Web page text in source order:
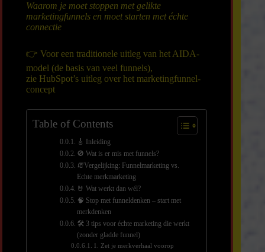
Waarom je moet stoppen met gelikte
marketingfunnels en moet starten met échte
connectie
👉 Voor een traditionele uitleg van het AIDA-
model (de basis van veel funnels),
zie HubSpot’s uitleg over het marketingfunnel-
concept
Table of Contents
🎸 Inleiding
🚫 Wat is er mis met funnels?
🧯Vergelijking: Funnelmarketing vs.
Echte merkmarketing
🤘 Wat werkt dan wél?
🧠 Stop met funneldenken – start met
merkdenken
🛠️ 3 tips voor échte marketing die werkt
(zonder gladde funnel)
1. Zet je merkverhaal voorop